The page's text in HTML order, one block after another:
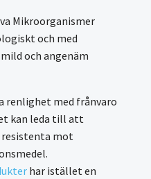
Mikroorganismer
och med
och angenäm
renlighet med frånvaro
kan leda till att
resistenta mot
har istället en